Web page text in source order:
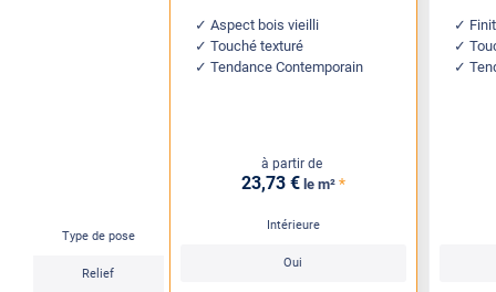
Type de pose
Relief
Aspect bois vieilli
Touché texturé
Tendance Contemporain
à partir de
23,73 € le m² *
Intérieure
Oui